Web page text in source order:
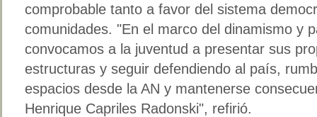
comprobable tanto a favor del sistema
comunidades. "En el marco del dinamismo y
convocamos a la juventud a presentar sus
estructuras y seguir defendiendo al país,
espacios desde la AN y mantenerse
Henrique Capriles Radonski", refirió.